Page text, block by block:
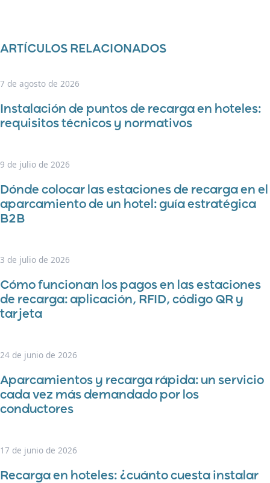
ARTÍCULOS RELACIONADOS
7 de agosto de 2026
Instalación de puntos de recarga en hoteles:
requisitos técnicos y normativos
9 de julio de 2026
Dónde colocar las estaciones de recarga en el
aparcamiento de un hotel: guía estratégica
B2B
3 de julio de 2026
Cómo funcionan los pagos en las estaciones
de recarga: aplicación, RFID, código QR y
tarjeta
24 de junio de 2026
Aparcamientos y recarga rápida: un servicio
cada vez más demandado por los
conductores
17 de junio de 2026
Recarga en hoteles: ¿cuánto cuesta instalar